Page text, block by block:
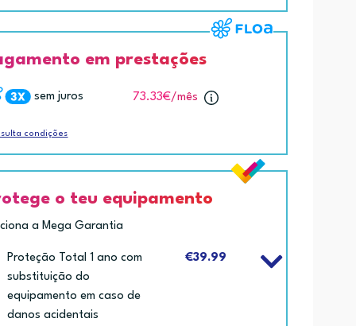
em prestações
sem juros 73.33€/mês
condições
o teu equipamento
a Mega Garantia
Proteção Total 1 ano com
substituição do
equipamento em caso de
danos acidentais
€39.99